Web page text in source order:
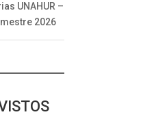
UNAHUR –
2026